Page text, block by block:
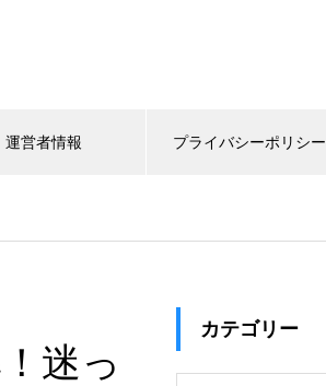
運営者情報 プライバシーポリシー
迷っ
カテゴリー